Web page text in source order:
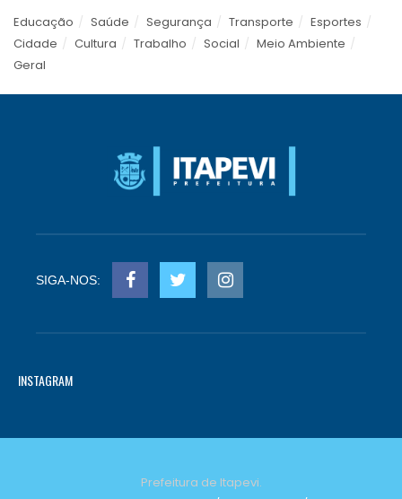
Educação Saúde Segurança Transporte
Esportes
Cidade
Cultura Trabalho Social
Meio Ambiente
Geral
SIGA-NOS:
INSTAGRAM
Prefeitura de Itapevi.